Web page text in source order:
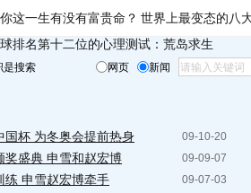
这一生有没有富贵命？ 世界上最变态的八
排名第十二位的心理测试：荒岛求生
是搜索 网页 新闻
09-10-20
国杯 为冬奥会提前热身
09-09-07
奖盛典 申雪和赵宏博
09-07-03
练 申雪赵宏博牵手